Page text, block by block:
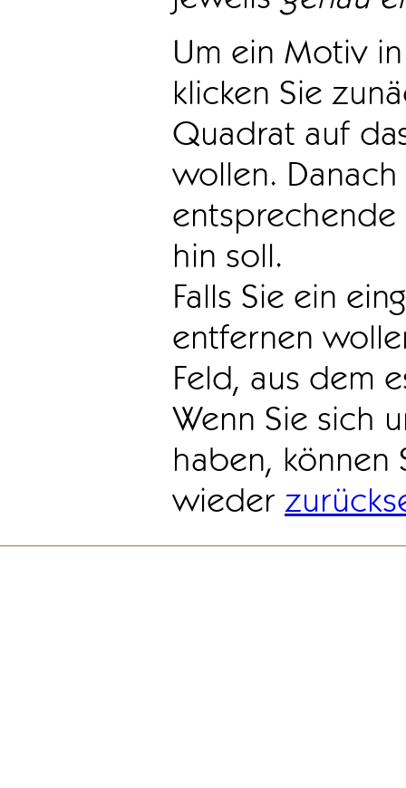
Um ein Motiv
klicken Sie
Quadrat auf
wollen.
hin soll.
Falls Sie ein
entfernen
Feld, aus dem
Wenn Sie sich
haben, können
wieder